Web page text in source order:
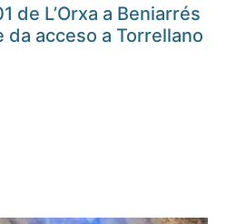
de L’Orxa a Beniarrés
acceso a Torrellano